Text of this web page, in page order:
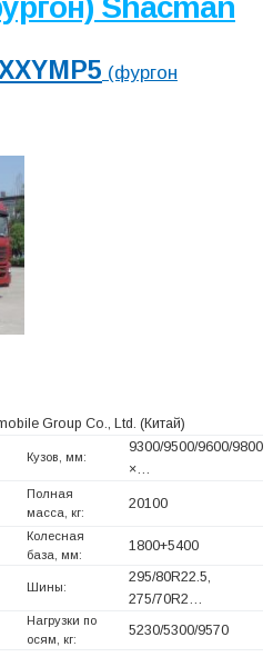
Shacman
(фургон
Group Co., Ltd. (Китай)
Кузов, мм:
9300/9500/9600/9800
×…
Полная
масса, кг:
20100
Колесная
база, мм:
1800+5400
Шины:
295/80R22.5,
275/70R2…
Нагрузки по
осям, кг:
5230/5300/9570